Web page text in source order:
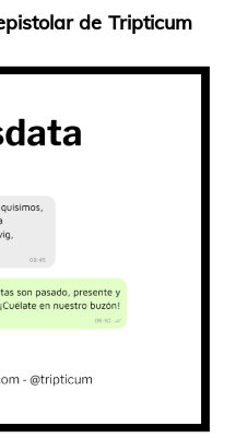
de Tripticum